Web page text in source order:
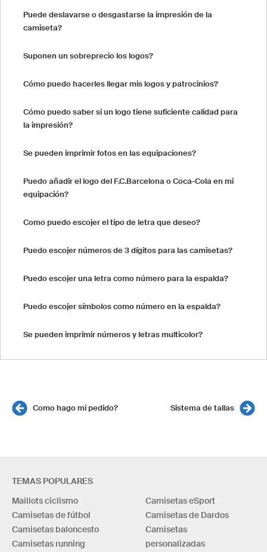
Puede deslavarse o desgastarse la impresión de la
camiseta?
Suponen un sobreprecio los logos?
Cómo puedo hacerles llegar mis logos y patrocinios?
Cómo puedo saber si un logo tiene suficiente calidad para
la impresión?
Se pueden imprimir fotos en las equipaciones?
Puedo añadir el logo del F.C.Barcelona o Coca-Cola en mi
equipación?
Como puedo escojer el tipo de letra que deseo?
Puedo escojer números de 3 dígitos para las camisetas?
Puedo escojer una letra como número para la espalda?
Puedo escojer símbolos como número en la espalda?
Se pueden imprimir números y letras multicolor?
Como hago mi pedido? Sistema de tallas
TEMAS POPULARES
Maillots ciclismo
Camisetas de fútbol
Camisetas baloncesto
Camisetas running
Camisetas eSport
Camisetas de Dardos
Camisetas
personalizadas